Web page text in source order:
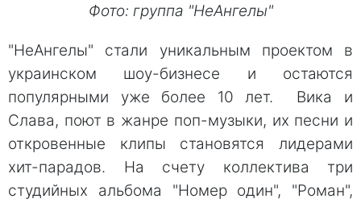
Фото: группа "НеАнгелы"
"НеАнгелы" стали уникальным проектом в
украинском шоу-бизнесе и остаются
популярными уже более 10 лет. Вика и
Слава, поют в жанре поп-музыки, их песни и
откровенные клипы становятся лидерами
хит-парадов. На счету коллектива три
студийных альбома "Номер один", "Роман",